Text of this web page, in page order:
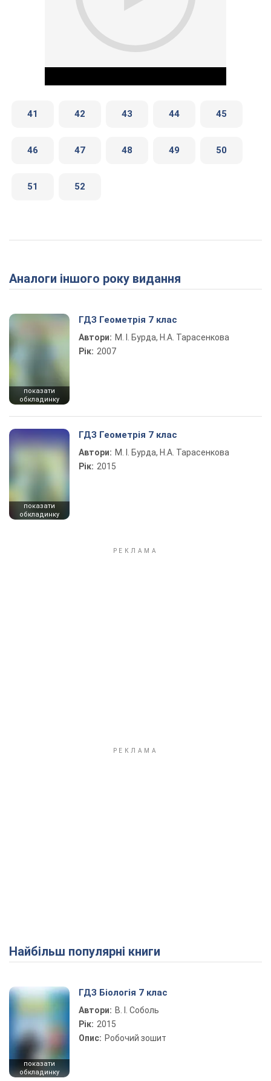
Play Video
41 42 43 44 45
46 47 48 49 50
51 52
Аналоги іншого року видання
показати
обкладинку
ГДЗ Геометрія 7 клас
Автори: М. І. Бурда, Н.А. Тарасенкова
Рік: 2007
показати
обкладинку
ГДЗ Геометрія 7 клас
Автори: М. І. Бурда, Н.А. Тарасенкова
Рік: 2015
Найбільш популярні книги
показати
обкладинку
ГДЗ Біологія 7 клас
Автори: В. І. Соболь
Рік: 2015
Опис: Робочий зошит